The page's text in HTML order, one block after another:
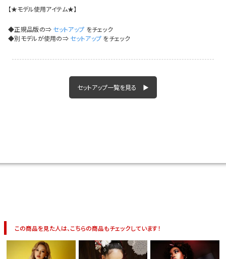
イベント一覧
今活躍している多ジャンルダンサーさん×bombshellコラボ特集
【★モデル使用アイテム★】
◆正規品版の⇒ セットアップ をチェック
◆別モデルが使用の⇒ セットアップ をチェック
セットアップ一覧を見る ▶
この商品を見た人は、こちらの商品もチェックしています！